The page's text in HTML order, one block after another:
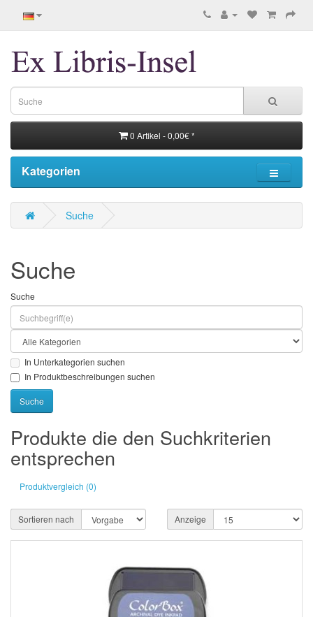
0 Artikel - 0,00€ *
Kategorien
Suche
Suche
Suche
In Unterkategorien suchen
In Produktbeschreibungen suchen
Produkte die den Suchkriterien
entsprechen
Produktvergleich (0)
Sortieren nach Anzeige